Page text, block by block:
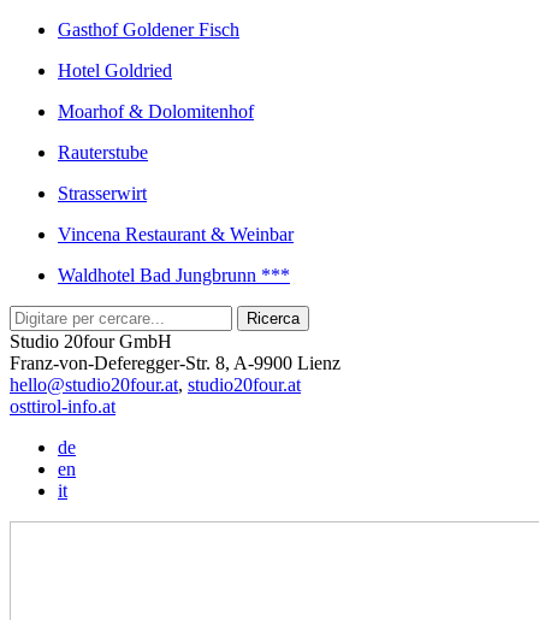
Gasthof Goldener Fisch
Hotel Goldried
Moarhof & Dolomitenhof
Rauterstube
Strasserwirt
Vincena Restaurant & Weinbar
Waldhotel Bad Jungbrunn ***
Studio 20four GmbH
Franz-von-Deferegger-Str. 8, A-9900 Lienz
hello@studio20four.at, studio20four.at
osttirol-info.at
de
en
it